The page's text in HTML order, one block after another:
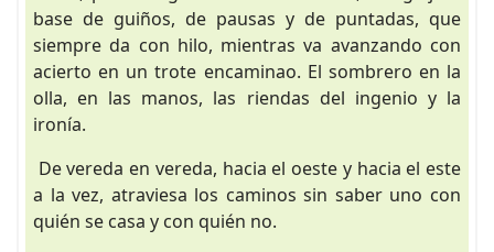
base de guiños, de pausas y de puntadas, que
siempre da con hilo, mientras va avanzando con
acierto en un trote encaminao. El sombrero en la
olla, en las manos, las riendas del ingenio y la
ironía.
De vereda en vereda, hacia el oeste y hacia el este
a la vez, atraviesa los caminos sin saber uno con
quién se casa y con quién no.